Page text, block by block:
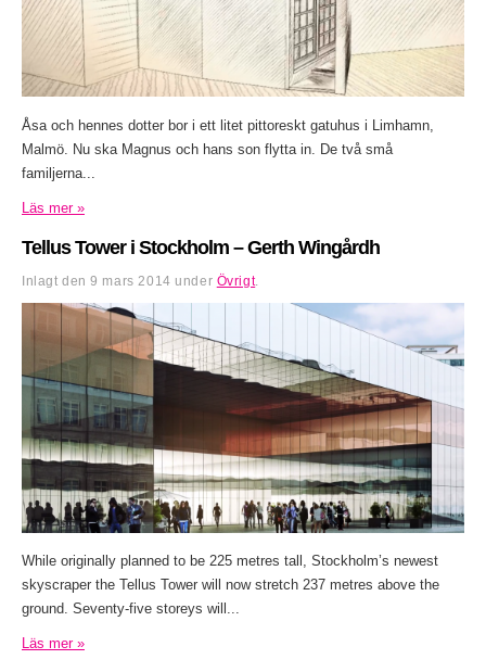
Åsa och hennes dotter bor i ett litet pittoreskt gatuhus i Limhamn,
Malmö. Nu ska Magnus och hans son flytta in. De två små
familjerna...
Läs mer »
Tellus Tower i Stockholm – Gerth Wingårdh
Inlagt den9 mars 2014 under Övrigt.
While originally planned to be 225 metres tall, Stockholm’s newest
skyscraper the Tellus Tower will now stretch 237 metres above the
ground. Seventy-five storeys will...
Läs mer »